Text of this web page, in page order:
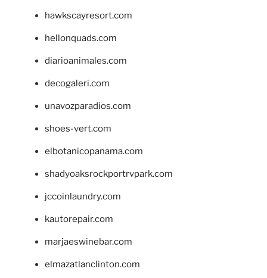
hawkscayresort.com
hellonquads.com
diarioanimales.com
decogaleri.com
unavozparadios.com
shoes-vert.com
elbotanicopanama.com
shadyoaksrockportrvpark.com
jccoinlaundry.com
kautorepair.com
marjaeswinebar.com
elmazatlanclinton.com